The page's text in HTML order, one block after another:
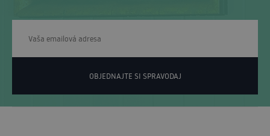
OBJEDNAJTE SI SPRAVODAJ